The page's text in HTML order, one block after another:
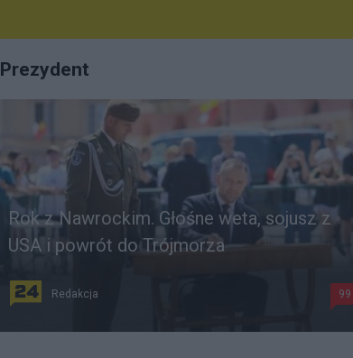
Prezydent
Rok z Nawrockim. Głośne weta, sojusz z
USA i powrót do Trójmorza
Redakcja 99